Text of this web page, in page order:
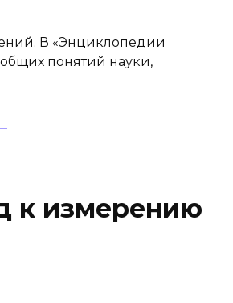
В «Энцик­лопедии
понятий науки,
к измерению